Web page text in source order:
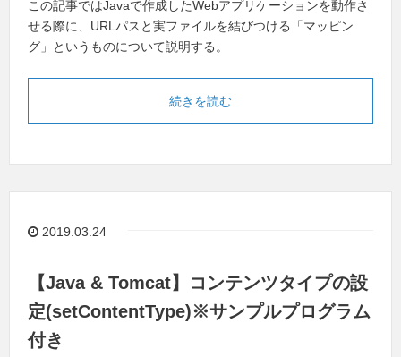
この記事ではJavaで作成したWebアプリケーションを動作さ
せる際に、URLパスと実ファイルを結びつける「マッピン
グ」というものについて説明する。
続きを読む
2019.03.24
【Java & Tomcat】コンテンツタイプの設
定(setContentType)※サンプルプログラム
付き